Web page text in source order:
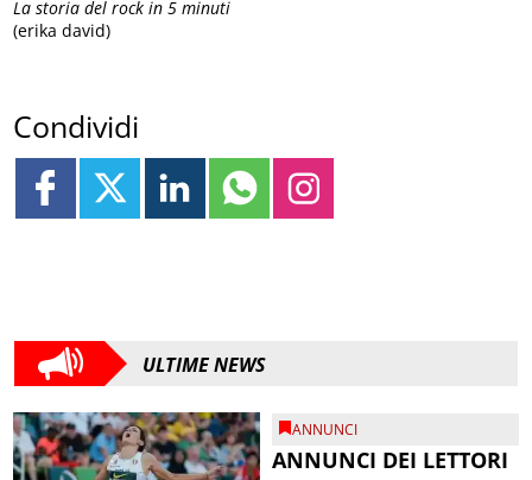
La storia del rock in 5 minuti
(erika david)
Condividi
ULTIME NEWS
ANNUNCI
ANNUNCI DEI LETTORI